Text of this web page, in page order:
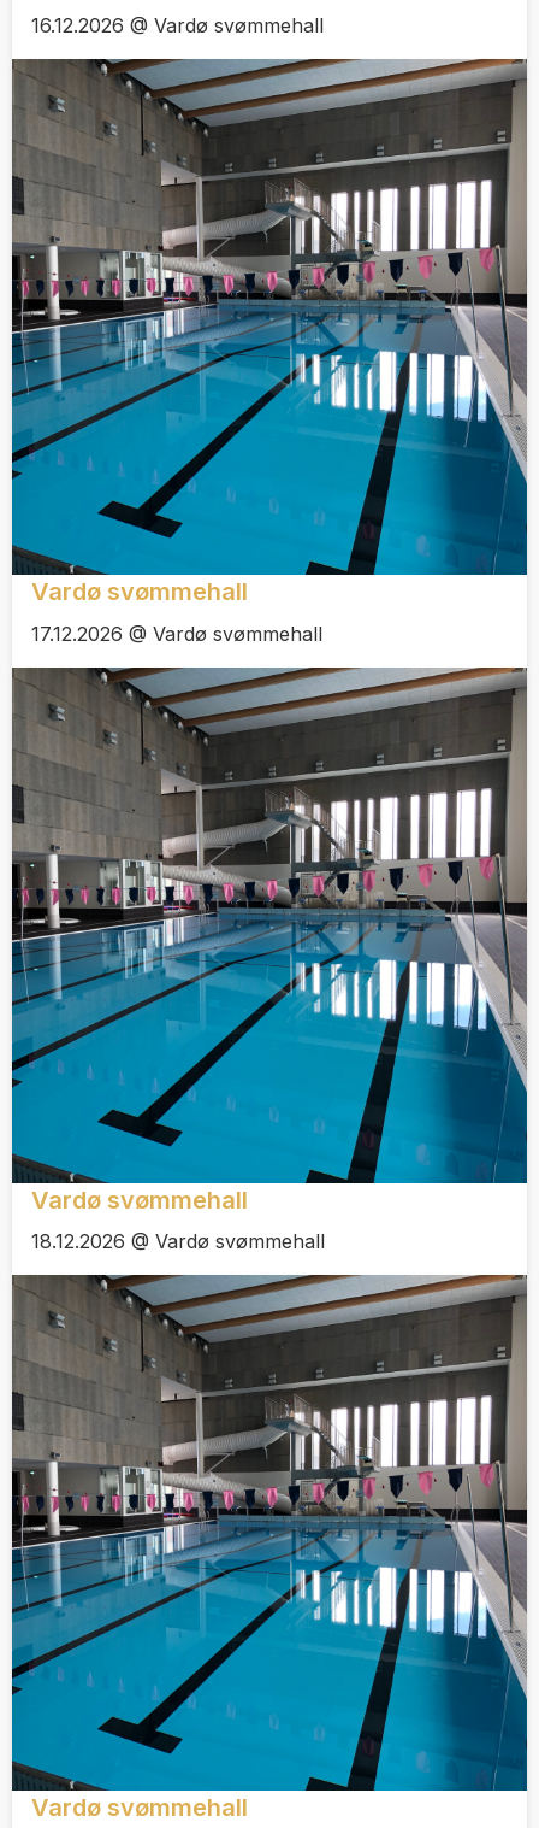
16.12.2026 @ Vardø svømmehall
Vardø svømmehall
17.12.2026 @ Vardø svømmehall
Vardø svømmehall
18.12.2026 @ Vardø svømmehall
Vardø svømmehall